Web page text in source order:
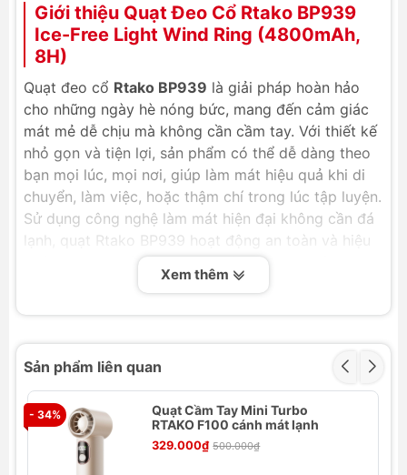
Giới thiệu Quạt Đeo Cổ Rtako BP939
Ice-Free Light Wind Ring (4800mAh,
8H)
Quạt đeo cổ Rtako BP939 là giải pháp hoàn hảo
cho những ngày hè nóng bức, mang đến cảm giác
mát mẻ dễ chịu mà không cần cầm tay. Với thiết kế
nhỏ gọn và tiện lợi, sản phẩm có thể dễ dàng theo
bạn mọi lúc, mọi nơi, giúp làm mát hiệu quả khi di
chuyển, làm việc, hoặc thậm chí trong lúc tập luyện.
Sử dụng công nghệ làm mát hiện đại không cần đá
lạnh, quạt Rtako BP939 hoạt động an toàn và hiệu
quả, mang lại luồng gió mát dễ chịu ngay cả trong
những ngày oi ả nhất.
Tính năng nổi bật của Quạt Đeo Cổ
Rtako BP939 Ice-Free Light Wind Ring
(4800mAh, 8H)
Công nghệ làm mát không đá lạnh:
Rtako BP939ứng dụng công nghệ làm
mát tiên tiến, không cần đá lạnh, giúp
Xem thêm
Sản phẩm liên quan
- 34%
Quạt Cầm Tay Mini Turbo
RTAKO F100 cánh mát lạnh
329.000₫ 500.000₫